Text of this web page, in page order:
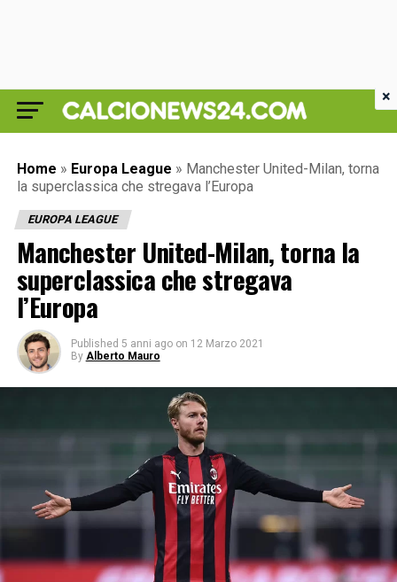
Home » Europa League » Manchester United-Milan, torna
la superclassica che stregava l’Europa
EUROPA LEAGUE
Manchester United-Milan, torna la
superclassica che stregava
l’Europa
Published 5 anni ago on 12 Marzo 2021
By Alberto Mauro
×